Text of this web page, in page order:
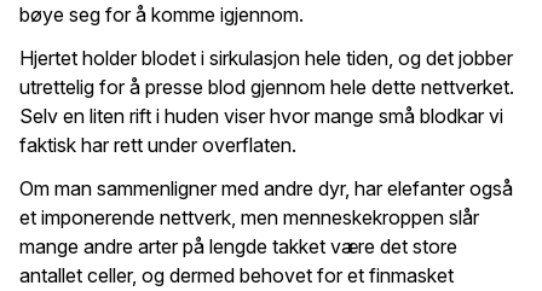
bøye seg for å komme igjennom.
Hjertet holder blodet i sirkulasjon hele tiden, og det jobber
utrettelig for å presse blod gjennom hele dette nettverket.
Selv en liten rift i huden viser hvor mange små blodkar vi
faktisk har rett under overflaten.
Om man sammenligner med andre dyr, har elefanter også
et imponerende nettverk, men menneskekroppen slår
mange andre arter på lengde takket være det store
antallet celler, og dermed behovet for et finmasket